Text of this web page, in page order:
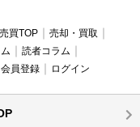
買TOP
売却・買取
読者コラム
会員登録 ログイン